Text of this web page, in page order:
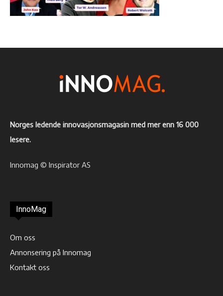
Norges ledende innovasjonsmagasin med mer enn 16 000
lesere.
Innomag © Inspirator AS
InnoMag
Om oss
Annonsering på Innomag
Kontakt oss